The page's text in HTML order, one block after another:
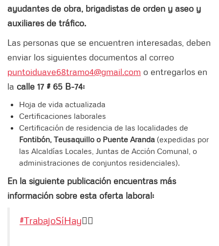
ayudantes de obra, brigadistas de orden y aseo y
auxiliares de tráfico.
Las personas que se encuentren interesadas, deben
enviar los siguientes documentos al correo
puntoiduave68tramo4@gmail.com o entregarlos en
la calle 17 # 65 B-74:
Hoja de vida actualizada
Certificaciones laborales
Certificación de residencia de las localidades de
Fontibón, Teusaquillo o Puente Aranda (expedidas por
las Alcaldías Locales, Juntas de Acción Comunal, o
administraciones de conjuntos residenciales).
En la siguiente publicación encuentras más
información sobre esta oferta laboral:
#TrabajoSíHay👷‍♂